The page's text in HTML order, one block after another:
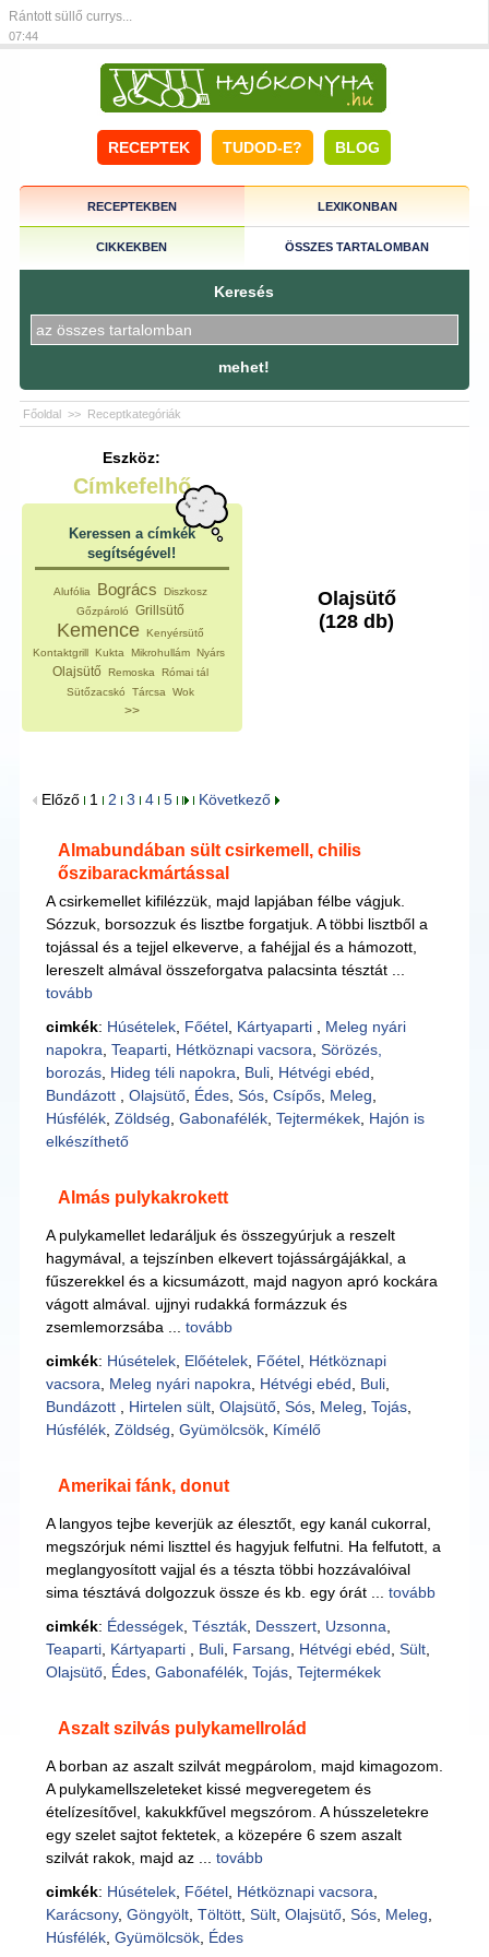
Rántott süllő currys...
07:44
RECEPTEK TUDOD-E? BLOG
RECEPTEKBEN LEXIKONBAN
CIKKEKBEN ÖSSZES TARTALOMBAN
Keresés
mehet!
Főoldal >> Receptkategóriák
Eszköz:
Címkefelhő
Keressen a címkék
segítségével!
Alufólia Bogrács
Diszkosz
Gőzpároló
Grillsütő
Kemence Kenyérsütő
Kontaktgrill Kukta Mikrohullám Nyárs
Olajsütő Remoska
Római tál
Sütőzacskó
Tárcsa Wok
>>
Olajsütő
(128 db)
Előző 1 2 3 4 5 Következő
Almabundában sült csirkemell, chilis
őszibarackmártással
A csirkemellet kifilézzük, majd lapjában félbe vágjuk.
Sózzuk, borsozzuk és lisztbe forgatjuk. A többi lisztből a
tojással és a tejjel elkeverve, a fahéjjal és a hámozott,
lereszelt almával összeforgatva palacsinta tésztát ...
tovább
cimkék: Húsételek, Főétel, Kártyaparti
Meleg nyári
napokra Teaparti, Hétköznapi vacsora Sörözés,
borozás, Hideg téli napokra Buli, Hétvégi ebéd
Bundázott
Olajsütő, Édes, Sós, Csípős, Meleg
Húsfélék, Zöldség Gabonafélék, Tejtermékek, Hajón is
elkészíthető
Almás pulykakrokett
A pulykamellet ledaráljuk és összegyúrjuk a reszelt
hagymával, a tejszínben elkevert tojássárgájákkal, a
fűszerekkel és a kicsumázott, majd nagyon apró kockára
vágott almával. ujjnyi rudakká formázzuk és
zsemlemorzsába ... tovább
cimkék: Húsételek, Előételek, Főétel, Hétköznapi
vacsora
Meleg nyári napokra Hétvégi ebéd Buli,
Bundázott
Hirtelen sült, Olajsütő, Sós, Meleg Tojás,
Húsfélék, Zöldség Gyümölcsök, Kímélő
Amerikai fánk, donut
A langyos tejbe keverjük az élesztőt, egy kanál cukorral,
megszórjuk némi liszttel és hagyjuk felfutni. Ha felfutott, a
meglangyosított vajjal és a tészta többi hozzávalóival
sima tésztává dolgozzuk össze és kb. egy órát ... tovább
cimkék: Édességek, Tészták, Desszert, Uzsonna
Teaparti, Kártyaparti Buli, Farsang Hétvégi ebéd Sült,
Olajsütő, Édes, Gabonafélék, Tojás, Tejtermékek
Aszalt szilvás pulykamellrolád
A borban az aszalt szilvát megpárolom, majd kimagozom.
A pulykamellszeleteket kissé megveregetem és
ételízesítővel, kakukkfűvel megszórom. A hússzeletekre
egy szelet sajtot fektetek, a közepére 6 szem aszalt
szilvát rakok, majd az ... tovább
cimkék: Húsételek, Főétel, Hétköznapi vacsora
Karácsony, Göngyölt, Töltött, Sült, Olajsütő, Sós, Meleg
Húsfélék, Gyümölcsök, Édes